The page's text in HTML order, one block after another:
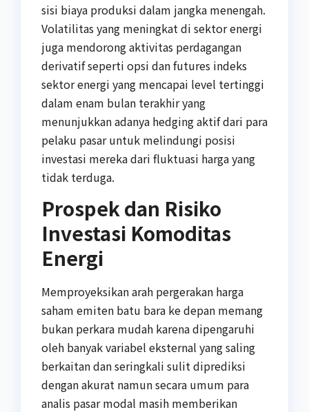
sisi biaya produksi dalam jangka menengah.
Volatilitas yang meningkat di sektor energi
juga mendorong aktivitas perdagangan
derivatif seperti opsi dan futures indeks
sektor energi yang mencapai level tertinggi
dalam enam bulan terakhir yang
menunjukkan adanya hedging aktif dari para
pelaku pasar untuk melindungi posisi
investasi mereka dari fluktuasi harga yang
tidak terduga.
Prospek dan Risiko
Investasi Komoditas
Energi
Memproyeksikan arah pergerakan harga
saham emiten batu bara ke depan memang
bukan perkara mudah karena dipengaruhi
oleh banyak variabel eksternal yang saling
berkaitan dan seringkali sulit diprediksi
dengan akurat namun secara umum para
analis pasar modal masih memberikan